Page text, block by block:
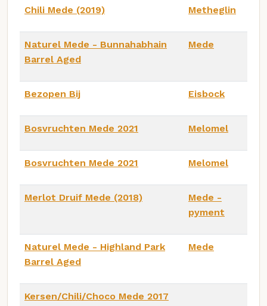
Chili Mede (2019) Metheglin
Naturel Mede - Bunnahabhain
Barrel Aged
Mede
Bezopen Bij Eisbock
Bosvruchten Mede 2021 Melomel
Bosvruchten Mede 2021 Melomel
Merlot Druif Mede (2018)
Mede -
pyment
Naturel Mede - Highland Park
Barrel Aged
Mede
Kersen/Chili/Choco Mede 2017